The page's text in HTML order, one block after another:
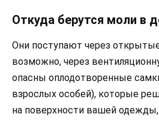
Откуда берутся моли в
Они поступают через
возможно, через
опасны оплодотворенные
взрослых особей), которые
на поверхности вашей